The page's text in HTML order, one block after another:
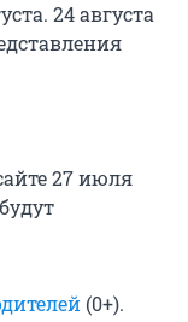
24 августа
27 июля
(0+).